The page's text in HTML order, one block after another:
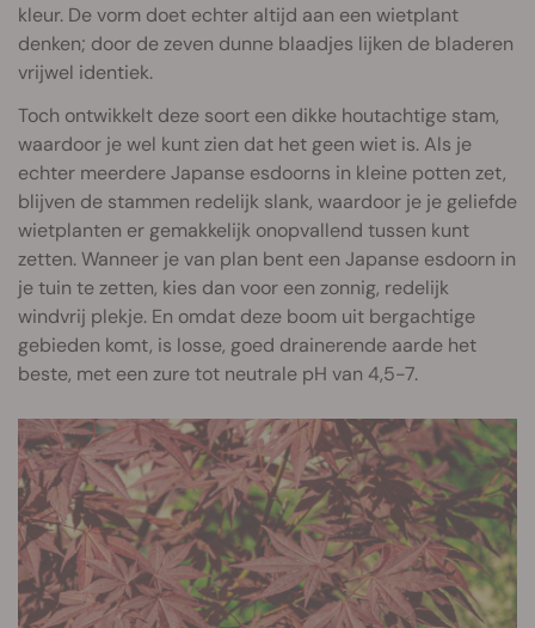
kleur. De vorm doet echter altijd aan een wietplant
denken; door de zeven dunne blaadjes lijken de bladeren
vrijwel identiek.
Toch ontwikkelt deze soort een dikke houtachtige stam,
waardoor je wel kunt zien dat het geen wiet is. Als je
echter meerdere Japanse esdoorns in kleine potten zet,
blijven de stammen redelijk slank, waardoor je je geliefde
wietplanten er gemakkelijk onopvallend tussen kunt
zetten. Wanneer je van plan bent een Japanse esdoorn in
je tuin te zetten, kies dan voor een zonnig, redelijk
windvrij plekje. En omdat deze boom uit bergachtige
gebieden komt, is losse, goed drainerende aarde het
beste, met een zure tot neutrale pH van 4,5-7.